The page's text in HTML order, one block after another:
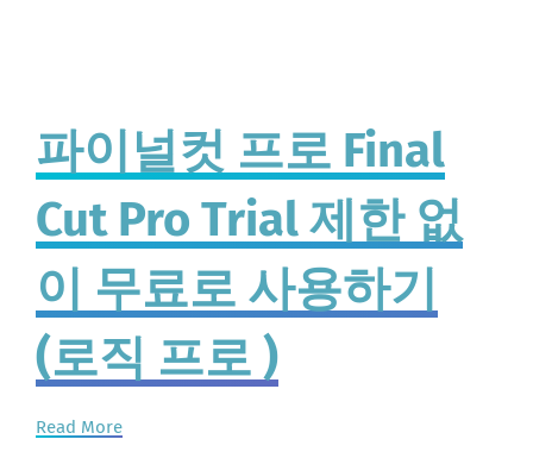
파이널컷 프로 Final
Cut Pro Trial 제한 없
이 무료로 사용하기
(로직 프로 )
Read More